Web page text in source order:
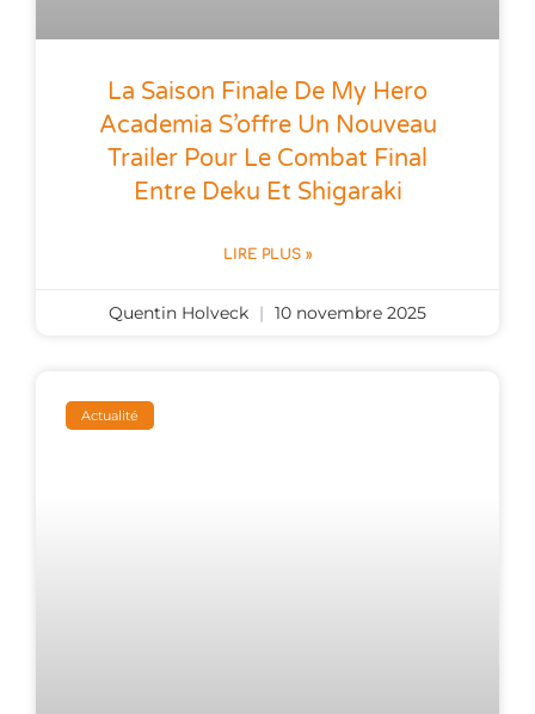
La Saison Finale De My Hero
Academia S’offre Un Nouveau
Trailer Pour Le Combat Final
Entre Deku Et Shigaraki
LIRE PLUS »
Quentin Holveck 10 novembre 2025
Actualité